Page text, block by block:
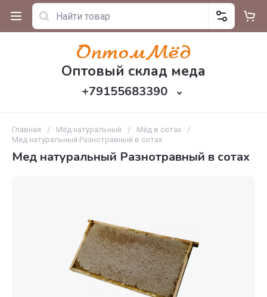
Оптовый склад меда
+79155683390
Главная / Мёд натуральный / Мёд в сотах
/
Мед натуральный Разнотравный в сотах
Мед натуральный Разнотравный в сотах